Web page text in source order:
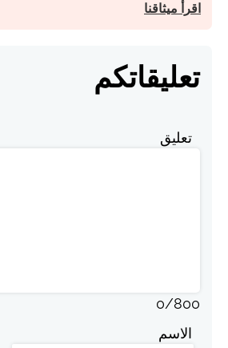
اقرأ ميثاقنا
تعليقاتكم
تعليق
0/800
الاسم